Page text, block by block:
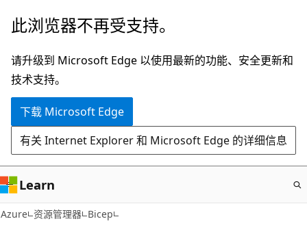
跳
主
要
内
此浏览器不再受支持。
请升级到 Microsoft Edge 以使用最新的功能、安全更新和
技术支持。
下载 Microsoft Edge
有关 Internet Explorer 和 Microsoft Edge 的详细信息
Learn
Azure 资源管理器 Bicep